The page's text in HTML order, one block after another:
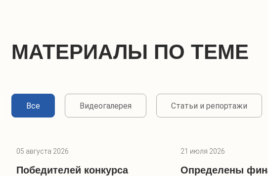
МАТЕРИАЛЫ ПО ТЕМЕ
Все Видеогалерея Статьи и репортажи
05 августа 2026
Победителей конкурса
21 июля 2026
Определены